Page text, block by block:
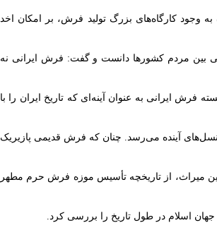
کارگاه‌های بزرگ تولید فرش، بر امکان اخد
بین مردم کشورها دانست و گفت: فرش ایرانی نه
ایرانی به عنوان آینه‌ای که تاریخ ایران را با
نسل‌های آینده می‌رسد. چنان که فرش قدیمی پازیریک
میراث، از تاریخچه تأسیس موزه فرش حرم مطهر
اسلام در طول تاریخ را بررسی کرد.